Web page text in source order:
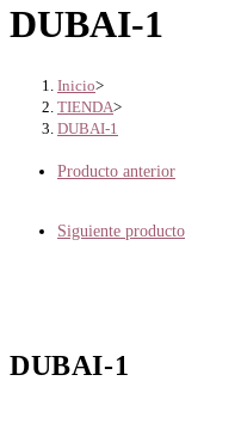
DUBAI-1
Inicio>
TIENDA>
DUBAI-1
Producto anterior
Siguiente producto
DUBAI-1